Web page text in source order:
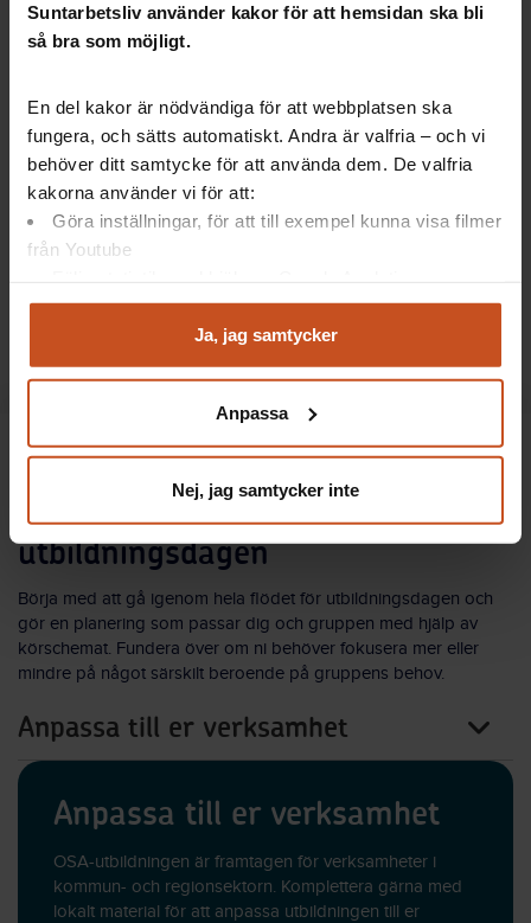
Suntarbetsliv använder kakor för att hemsidan ska bli
så bra som möjligt.
En del kakor är nödvändiga för att webbplatsen ska
fungera, och sätts automatiskt. Andra är valfria – och vi
behöver ditt samtycke för att använda dem. De valfria
kakorna använder vi för att:
Göra inställningar, för att till exempel kunna visa filmer
från Youtube
Analysera trafik för att kunna visa riktad information
Du kan när som helst återta ditt godkännande genom att
integritet@suntarbetsliv.se.
Ja, jag samtycker
Anpassa
Nej, jag samtycker inte
Efter utbildningsdagen
länk till det stöd som finns inför det fortsatta arbetet med
OSA på den egna arbetsplatsen. Här får de som gått OSA-
utbildningen tips på konkreta verktyg att jobba med.
Uppföljande mejl
Till Efter utbildningsdagen
Förbered både dig och
utbildningsdagen
Börja med att gå igenom hela flödet för utbildningsdagen och
gör en planering som passar dig och gruppen med hjälp av
körschemat. Fundera över om ni behöver fokusera mer eller
mindre på något särskilt beroende på gruppens behov.
Anpassa till er verksamhet
Anpassa till er verksamhet
OSA-utbildningen är framtagen för verksamheter i
kommun- och regionsektorn. Komplettera gärna med
lokalt material för att anpassa utbildningen till er